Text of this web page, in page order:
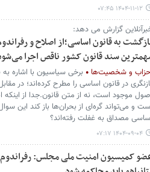
۱۴۰۴-۱۱-۱۲ ۰۷:۴۵
گزارش می دهد:
به قانون اساسی؛از اصلاح و
سند قانون کشور ناقص اجرا
و شخصیت‌ها
برخی سیاسیون با اشاره
در قانون اساسی را مطرح کرده‌اند؛ در
موجود است، نه از متن قانون.جدا از
و می‌تواند گره‌ای از بحران‌ها باز کند این
مصداق به غفلت رفته‌اند؟
۱۴۰۴-۰۹-۰۴ ۰۷:۱۷
کمیسیون امنیت ملی مجلس: